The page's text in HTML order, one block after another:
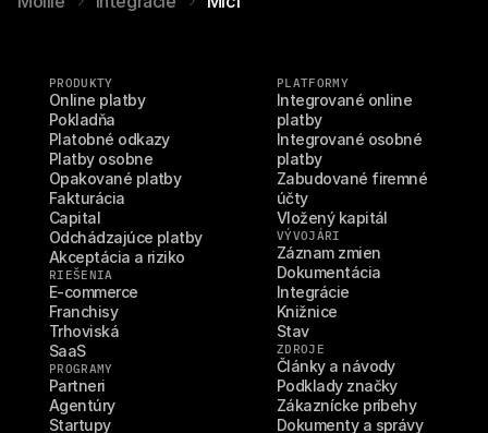
PRODUKTY
Online platby
Pokladňa
Platobné odkazy
Platby osobne
Opakované platby
Fakturácia
Capital
Odchádzajúce platby
Akceptácia a riziko
RIEŠENIA
E-commerce
Franchisy
Trhoviská
SaaS
PROGRAMY
Partneri
Agentúry
Startupy
PLATFORMY
Integrované online
platby
Integrované osobné
platby
Zabudované firemné
účty
Vložený kapitál
VÝVOJÁRI
Záznam zmien
Dokumentácia
Integrácie
Knižnice
Stav
ZDROJE
Články a návody
Podklady značky
Zákaznícke príbehy
Dokumenty a správy